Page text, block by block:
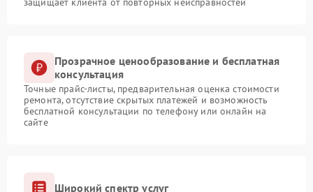
Прозрачное ценообразование и бесплатная
консультация
Точные прайс-листы, предварительная оценка стоимости
ремонта, отсутствие скрытых платежей и возможность
бесплатной консультации по телефону или онлайн на
сайте
Широкий спектр услуг